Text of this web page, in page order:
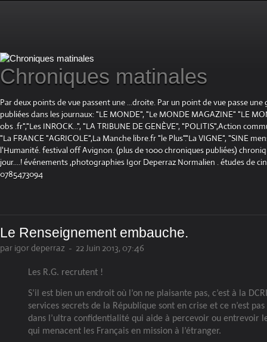
Chroniques matinales
Par deux points de vue passent une ...droite. Par un point de vue passe
publiées dans les journaux: "LE MONDE", "Le MONDE MAGAZINE" "LE
obs .fr","Les INROCK...", "LA TRIBUNE DE GENÈVE", "POLITIS",Action
"La FRANCE "AGRICOLE",La Manche libre.fr "le Plus"."La VIGNE", "SINE
l'Humanité. festival off Avignon. (plus de 1000 chroniques publiées)
jour....! événements ,photographies Igor Deperraz Normalien . études de
0785473094
Le Renseignement embauche.
par igor deperraz - 22 Juin 2013, 07:46
Les R.G. recrutent !
S’il est bien un endroit où l’on ne plaisante pas, c’est à la
services secrets de la République sont en crise et ce n’est
dans l’ultra confidentialité qui aide à percevoir ou entrevoir
qui menacent les Français en mission à l’étranger.